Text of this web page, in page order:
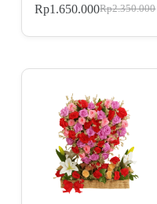
Rp2.350.000
Rp1.650.000